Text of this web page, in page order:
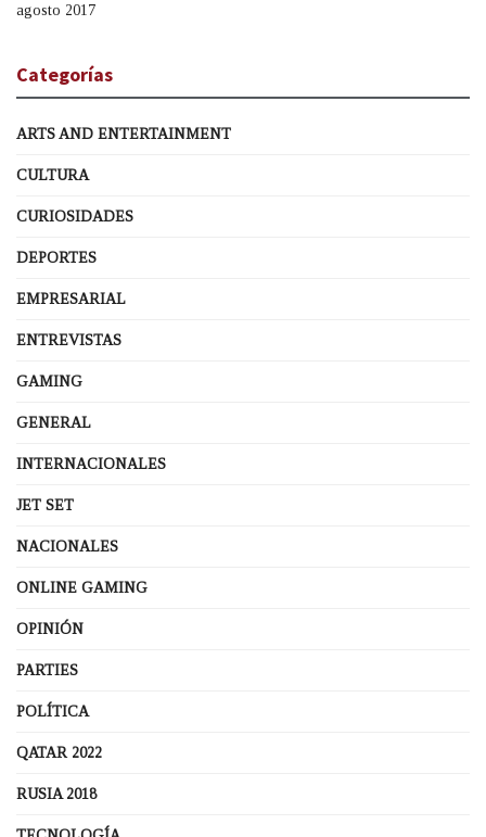
agosto 2017
Categorías
ARTS AND ENTERTAINMENT
CULTURA
CURIOSIDADES
DEPORTES
EMPRESARIAL
ENTREVISTAS
GAMING
GENERAL
INTERNACIONALES
JET SET
NACIONALES
ONLINE GAMING
OPINIÓN
PARTIES
POLÍTICA
QATAR 2022
RUSIA 2018